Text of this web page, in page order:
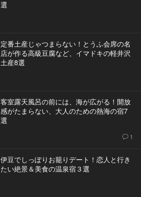
選
定番土産じゃつまらない！とうふ会席の名
店が作る高級豆腐など、イマドキの軽井沢
土産8選
客室露天風呂の前には、海が広がる！開放
感がたまらない、大人のための熱海の宿7
選
1
伊豆でしっぽりお籠りデート！恋人と行き
たい絶景＆美食の温泉宿３選